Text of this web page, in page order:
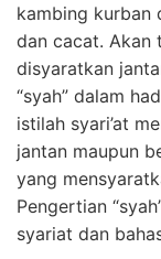
kambing kurban
dan cacat. Akan
disyaratkan
“syah” dalam
istilah syari’at
jantan maupun
yang
Pengertian
syariat dan